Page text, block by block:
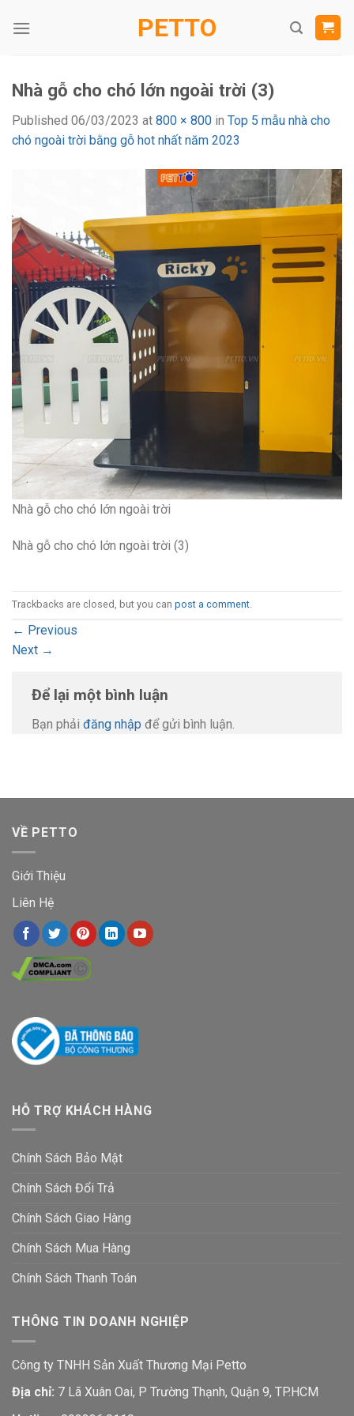
PETTO
Nhà gỗ cho chó lớn ngoài trời (3)
Published 06/03/2023 at 800 × 800 in Top 5 mẫu nhà cho
chó ngoài trời bằng gỗ hot nhất năm 2023
Nhà gỗ cho chó lớn ngoài trời
Nhà gỗ cho chó lớn ngoài trời (3)
Trackbacks are closed, but you can post a comment.
← Previous
Next →
Để lại một bình luận
Bạn phải đăng nhập để gửi bình luận.
VỀ PETTO
Giới Thiệu
Liên Hệ
HỖ TRỢ KHÁCH HÀNG
Chính Sách Bảo Mật
Chính Sách Đổi Trả
Chính Sách Giao Hàng
Chính Sách Mua Hàng
Chính Sách Thanh Toán
THÔNG TIN DOANH NGHIỆP
Công ty TNHH Sản Xuất Thương Mại Petto
Địa chỉ: 7 Lã Xuân Oai, P Trường Thạnh, Quận 9, TP.HCM